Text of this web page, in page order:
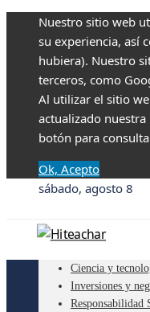
Nuestro sitio web
su experiencia, así
hubiera). Nuestro
terceros, como
Al utilizar el sitio
actualizado
botón para
Ok, Acepto
sábado, agosto 8
Ciencia y
Inversiones y
Responsabilidad